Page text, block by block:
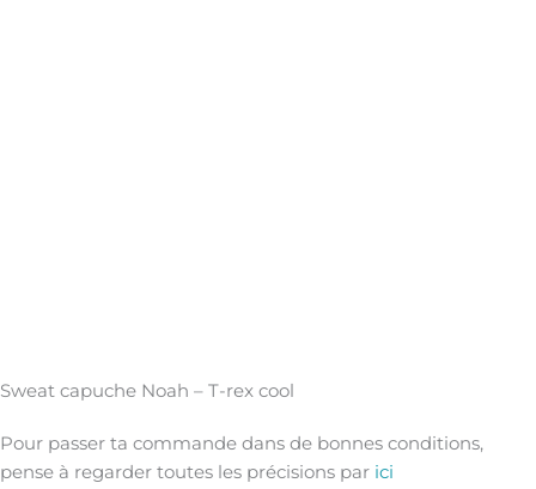
Sweat capuche Noah – T-rex cool
Pour passer ta commande dans de bonnes conditions,
pense à regarder toutes les précisions par ici